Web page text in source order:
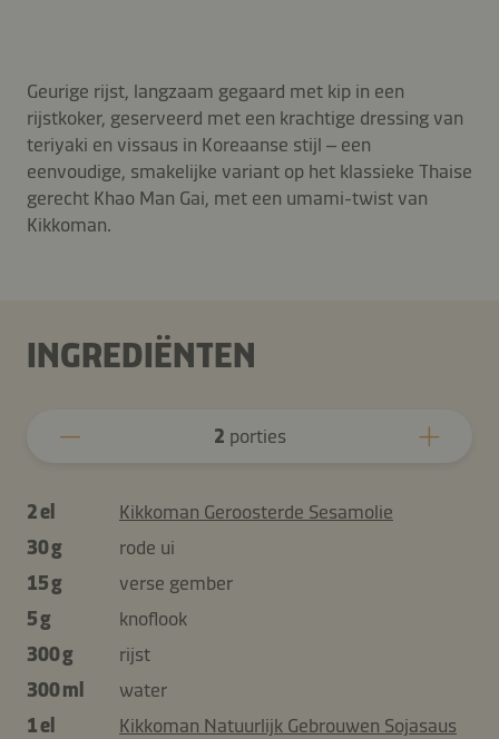
Geurige rijst, langzaam gegaard met kip in een
rijstkoker, geserveerd met een krachtige dressing van
teriyaki en vissaus in Koreaanse stijl – een
eenvoudige, smakelijke variant op het klassieke Thaise
gerecht Khao Man Gai, met een umami-twist van
Kikkoman.
INGREDIËNTEN
2 porties
2 el
Kikkoman Geroosterde Sesamolie
30 g
rode ui
15 g
verse gember
5 g
knoflook
300 g
rijst
300 ml
water
1 el
Kikkoman Natuurlijk Gebrouwen Sojasaus